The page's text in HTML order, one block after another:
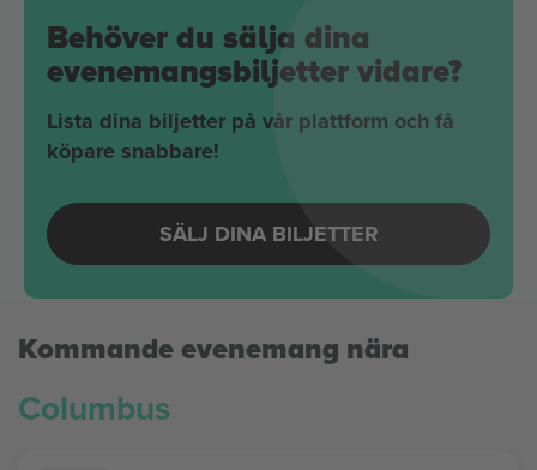
Behöver du sälja dina
evenemangsbiljetter vidare?
Lista dina biljetter på vår plattform och få
köpare snabbare!
SÄLJ DINA BILJETTER
Kommande evenemang nära
Columbus